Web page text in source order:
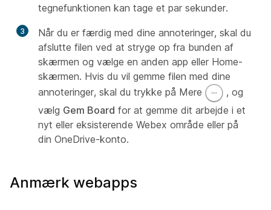
tegnefunktionen kan tage et par sekunder.
3
Når du er færdig med dine annoteringer, skal du
afslutte filen ved at stryge op fra bunden af
skærmen og vælge en anden app eller Home-
skærmen. Hvis du vil gemme filen med dine
annoteringer, skal du trykke på Mere
, og
vælg Gem Board for at gemme dit arbejde i et
nyt eller eksisterende Webex område eller på
din OneDrive-konto.
Anmærk webapps